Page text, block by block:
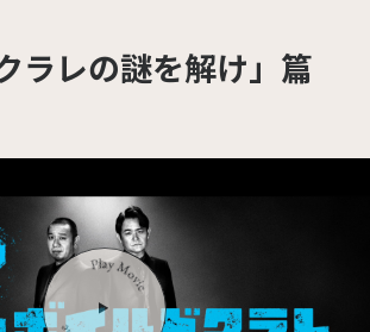
ラレの謎を解け」篇